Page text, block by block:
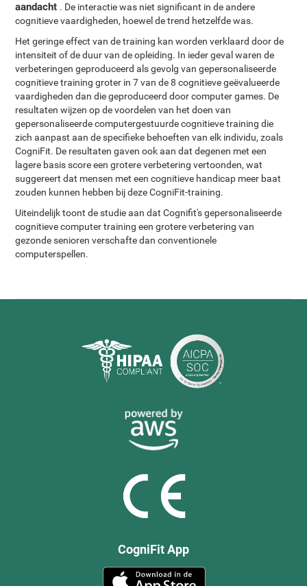
aandacht . De interactie was niet significant in de andere
cognitieve vaardigheden, hoewel de trend hetzelfde was.
Het geringe effect van de training kan worden verklaard door de
intensiteit of de duur van de opleiding. In ieder geval waren de
verbeteringen geproduceerd als gevolg van gepersonaliseerde
cognitieve training groter in 7 van de 8 cognitieve geëvalueerde
vaardigheden dan die geproduceerd door computer games. De
resultaten wijzen op de voordelen van het doen van
gepersonaliseerde computergestuurde cognitieve training die
zich aanpast aan de specifieke behoeften van elk individu, zoals
CogniFit. De resultaten gaven ook aan dat degenen met een
lagere basis score een grotere verbetering vertoonden, wat
suggereert dat mensen met een cognitieve handicap meer baat
zouden kunnen hebben bij deze CogniFit-training.
Uiteindelijk toont de studie aan dat Cognifit's gepersonaliseerde
cognitieve computer training een grotere verbetering van
gezonde senioren verschafte dan conventionele
computerspellen.
CogniFit App